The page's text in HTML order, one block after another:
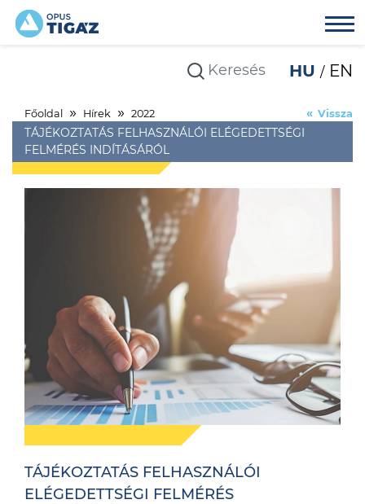
HU EN
Főoldal Hírek 2022
TÁJÉKOZTATÁS FELHASZNÁLÓI ELÉGEDETTSÉGI
FELMÉRÉS INDÍTÁSÁRÓL
Vissza
TÁJÉKOZTATÁS FELHASZNÁLÓI
ELÉGEDETTSÉGI FELMÉRÉS